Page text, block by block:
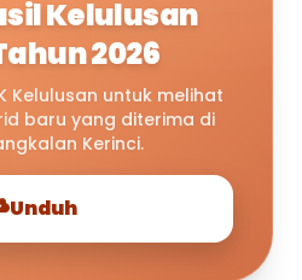
Kelulusan
2026
Kelulusan untuk melihat
baru yang diterima di
Kerinci.
Unduh